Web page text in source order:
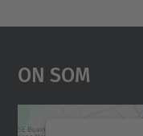
On Som